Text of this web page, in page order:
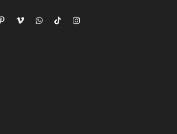
PinterestVimeoWhatsAppTikTokInstagram